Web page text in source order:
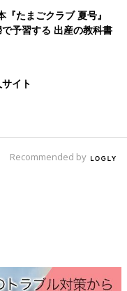
『たまごクラブ 夏号』
で予習する 出産の教科書
イト
Recommended by